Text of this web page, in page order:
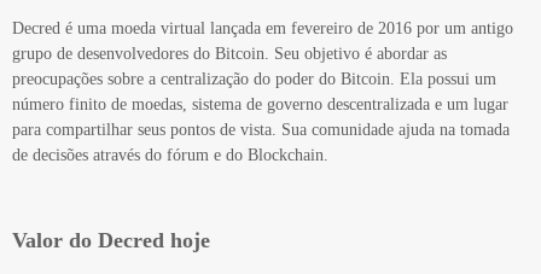
Decred é uma moeda virtual lançada em fevereiro de 2016 por um antigo
grupo de desenvolvedores do Bitcoin. Seu objetivo é abordar as
preocupações sobre a centralização do poder do Bitcoin. Ela possui um
número finito de moedas, sistema de governo descentralizada e um lugar
para compartilhar seus pontos de vista. Sua comunidade ajuda na tomada
de decisões através do fórum e do Blockchain.
Valor do Decred hoje